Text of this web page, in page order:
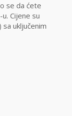
se da ćete
Cijene su
sa uključenim